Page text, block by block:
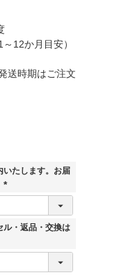
12か月目安）
送時期はご注文
いたします。お届
(
須
ル・返品・交換は